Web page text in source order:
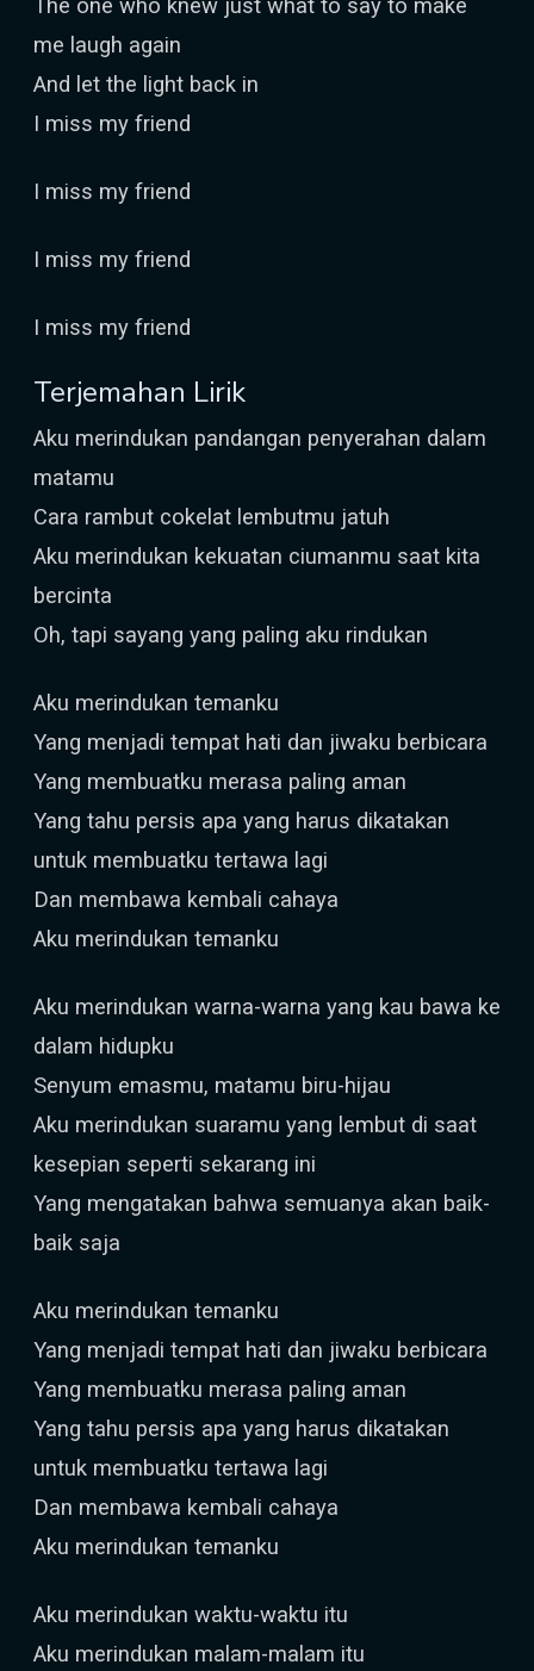
The one who knew just what to say to make
me laugh again
And let the light back in
I miss my friend
I miss my friend
I miss my friend
I miss my friend
Terjemahan Lirik
Aku merindukan pandangan penyerahan dalam
matamu
Cara rambut cokelat lembutmu jatuh
Aku merindukan kekuatan ciumanmu saat kita
bercinta
Oh, tapi sayang yang paling aku rindukan
Aku merindukan temanku
Yang menjadi tempat hati dan jiwaku berbicara
Yang membuatku merasa paling aman
Yang tahu persis apa yang harus dikatakan
untuk membuatku tertawa lagi
Dan membawa kembali cahaya
Aku merindukan temanku
Aku merindukan warna-warna yang kau bawa ke
dalam hidupku
Senyum emasmu, matamu biru-hijau
Aku merindukan suaramu yang lembut di saat
kesepian seperti sekarang ini
Yang mengatakan bahwa semuanya akan baik-
baik saja
Aku merindukan temanku
Yang menjadi tempat hati dan jiwaku berbicara
Yang membuatku merasa paling aman
Yang tahu persis apa yang harus dikatakan
untuk membuatku tertawa lagi
Dan membawa kembali cahaya
Aku merindukan temanku
Aku merindukan waktu-waktu itu
Aku merindukan malam-malam itu